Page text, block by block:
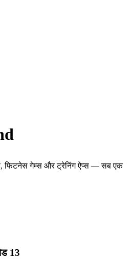
फिटनेस गेम्स और ट्रेनिंग ऐप्स — सब एक
13